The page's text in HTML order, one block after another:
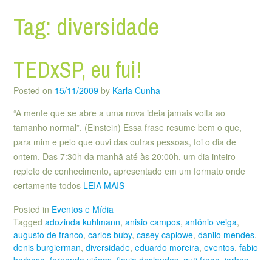
Tag: diversidade
TEDxSP, eu fui!
Posted on 15/11/2009 by Karla Cunha
“A mente que se abre a uma nova ideia jamais volta ao
tamanho normal”. (Einstein) Essa frase resume bem o que,
para mim e pelo que ouvi das outras pessoas, foi o dia de
ontem. Das 7:30h da manhã até às 20:00h, um dia inteiro
repleto de conhecimento, apresentado em um formato onde
certamente todos LEIA MAIS
Posted in Eventos e Mídia
Tagged adozinda kuhlmann, anisio campos, antônio veiga,
augusto de franco, carlos buby, casey caplowe, danilo mendes,
denis burgierman, diversidade, eduardo moreira, eventos, fabio